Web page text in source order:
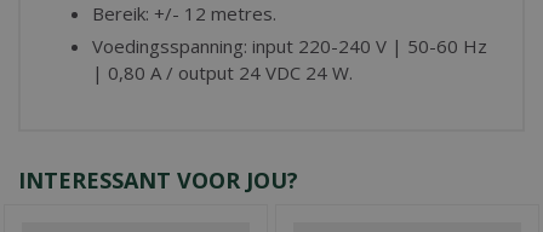
Bereik: +/- 12 metres.
Voedingsspanning: input 220-240 V | 50-60 Hz
| 0,80 A / output 24 VDC 24 W.
INTERESSANT VOOR JOU?